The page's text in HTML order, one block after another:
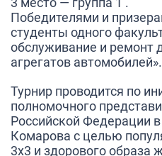
Победителями и
студенты одного
обслуживание и ремонт
агрегатов автомобилей».
Турнир проводится по
полномочного
Российской Федерации
Комарова с целью
3х3 и здорового образа